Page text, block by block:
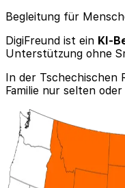
Begleitung für
DigiFreund ist ein KI-
Unterstützung ohne
In der Tschechischen
Familie nur selten